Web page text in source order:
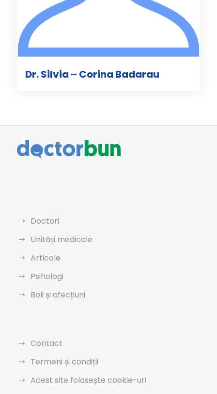
Dr. Silvia – Corina Badarau
Doctori
Unități medicale
Articole
Psihologi
Boli și afecțiuni
Contact
Termeni și condiții
Acest site folosește cookie-uri